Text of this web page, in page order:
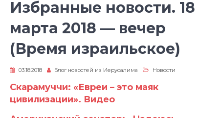
Избранные новости. 18
марта 2018 — вечер
(Время израильское)
03.18.2018 Блог новостей из Иерусалима Новости
Скарамуччи: «Евреи – это маяк
цивилизации». Видео